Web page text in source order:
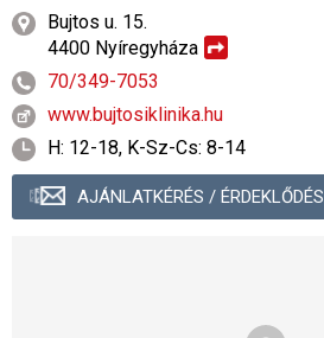
Bujtos u. 15.
4400 Nyíregyháza
70/349-7053
www.bujtosiklinika.hu
H: 12-18, K-Sz-Cs: 8-14
AJÁNLATKÉRÉS / ÉRDEKLŐDÉS